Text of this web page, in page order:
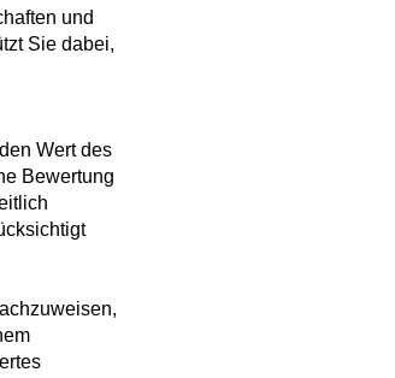
und
Sie dabei,
Wert des
Bewertung